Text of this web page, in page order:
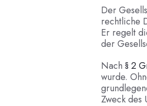
Der
rechtliche
Er regelt
der
Nach § 2
wurde.
Zweck des